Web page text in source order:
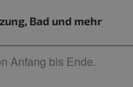
Bad und mehr
Anfang bis Ende.